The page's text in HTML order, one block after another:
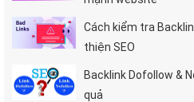
Cách kiểm tra
thiện SEO
Backlink Dofollow &
quả